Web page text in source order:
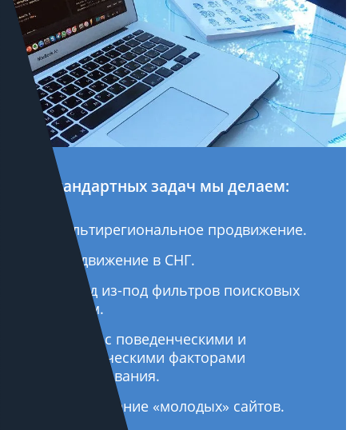
Из стандартных задач мы делаем:
Мультирегиональное продвижение.
Продвижение в СНГ.
Вывод из-под фильтров поисковых
систем.
Работа с поведенческими и
коммерческими факторами
ранжирования.
Продвижение «молодых» сайтов.